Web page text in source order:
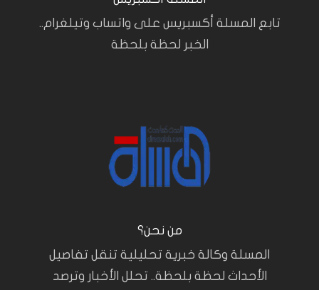
تابع المسلة أكسبريس على واتساب وتيلغرام..
الخبر لحظة بلحظة
من نحن؟
المسلة وكالة خبرية تحليلية تنقل تفاصيل
الأحداث لحظة بلحظة.. تحلل الأخبار وترصد